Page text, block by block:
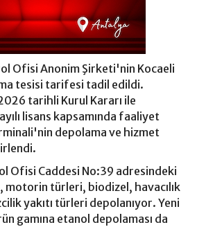
Ofisi Anonim Şirketi'nin Kocaeli
tesisi tarifesi tadil edildi.
tarihli Kurul Kararı ile
lisans kapsamında faaliyet
depolama ve hizmet
Ofisi Caddesi No:39 adresindeki
türleri, biodizel, havacılık
yakıtı türleri depolanıyor. Yeni
gamına etanol depolaması da